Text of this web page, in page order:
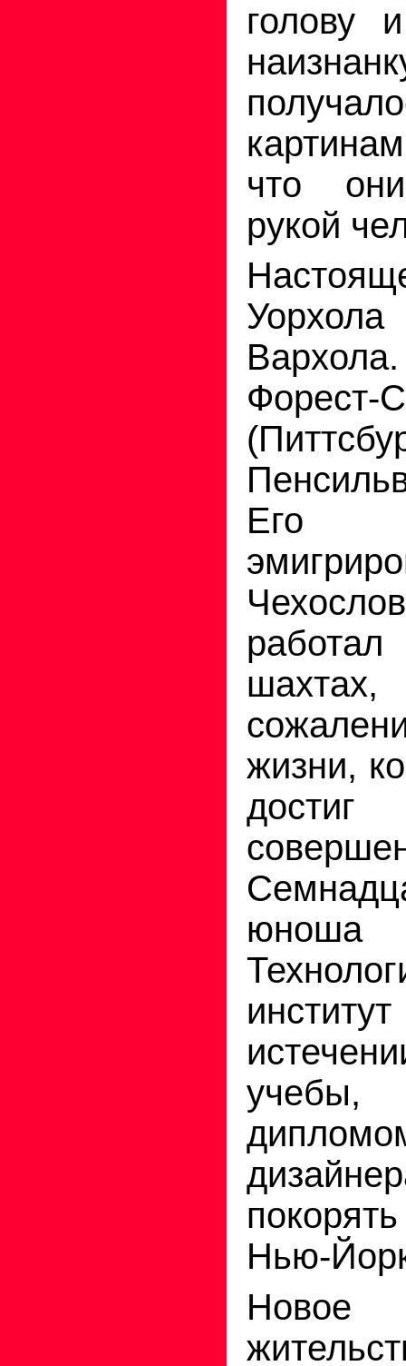
голову
что
рукой
Форест-
Его
жизни,
юноша
Нью-